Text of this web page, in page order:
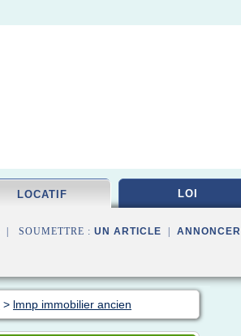
LOCATIF LOI
| SOUMETTRE : UN ARTICLE ANNONCER
> lmnp immobilier ancien